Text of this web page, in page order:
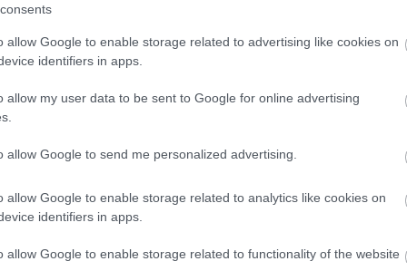
allow Google to enable storage related to advertising like cookies on
identifiers in apps.
allow my user data to be sent to Google for online advertising
allow Google to send me personalized advertising.
allow Google to enable storage related to analytics like cookies on
identifiers in apps.
allow Google to enable storage related to functionality of the website
αντιδράσεων.